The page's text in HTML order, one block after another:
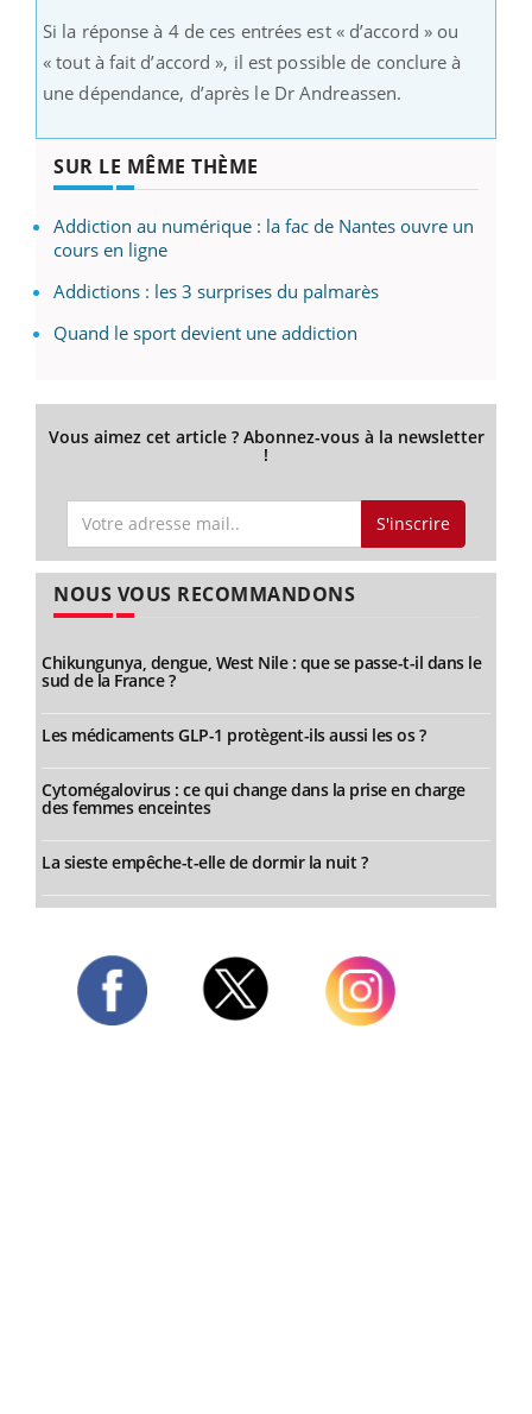
Si la réponse à 4 de ces entrées est « d’accord » ou
« tout à fait d’accord », il est possible de conclure à
une dépendance, d’après le Dr Andreassen.
SUR LE MÊME THÈME
Addiction au numérique : la fac de Nantes ouvre un
cours en ligne
Addictions : les 3 surprises du palmarès
Quand le sport devient une addiction
Vous aimez cet article ? Abonnez-vous à la newsletter
!
S'inscrire
NOUS VOUS RECOMMANDONS
Chikungunya, dengue, West Nile : que se passe-t-il dans le
sud de la France ?
Les médicaments GLP-1 protègent-ils aussi les os ?
Cytomégalovirus : ce qui change dans la prise en charge
des femmes enceintes
La sieste empêche-t-elle de dormir la nuit ?